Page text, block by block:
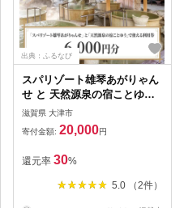
出典：ふるなび
スパリゾート雄琴あがりゃん
せ と 天然源泉の宿ことゆう
で使える 利用券（6,000円
分） 温泉券
滋賀県 大津市
寄付金額: 20,000円
還元率 30%
5.0 （2件）